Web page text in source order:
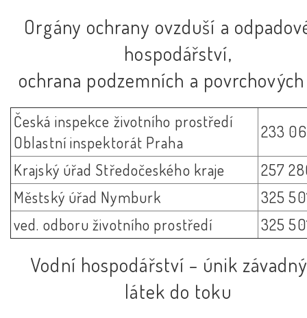
Orgány ochrany ovzduší a
hospodářství,
ochrana podzemních a
Česká inspekce životního prostředí
Oblastní inspektorát Praha
233
Krajský úřad Středočeského kraje
257
Městský úřad Nymburk
325
ved. odboru životního prostředí
325
Vodní hospodářství – únik
látek do toku